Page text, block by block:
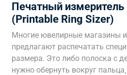
Печатный измеритель
(Printable Ring Sizer)
Многие ювелирные магазины
предлагают распечатать
размера. Это либо полоска с
нужно обернуть вокруг